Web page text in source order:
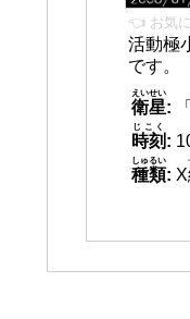
👈 お気
活動極
です。
衛星
えいせい
:
時刻
じこく
:
種類
しゅるい
: X